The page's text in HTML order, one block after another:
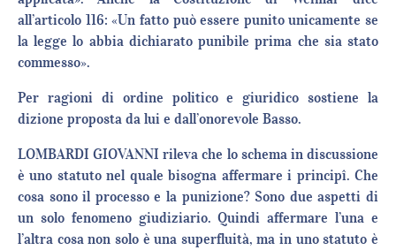
all’articolo 116: «Un fatto può essere punito unicamente se
la legge lo abbia dichiarato punibile prima che sia stato
commesso».
Per ragioni di ordine politico e giuridico sostiene la
dizione proposta da lui e dall’onorevole Basso.
LOMBARDI GIOVANNI rileva che lo schema in discussione
è uno statuto nel quale bisogna affermare i principî. Che
cosa sono il processo e la punizione? Sono due aspetti di
un solo fenomeno giudiziario. Quindi affermare l’una e
l’altra cosa non solo è una superfluità, ma in uno statuto è